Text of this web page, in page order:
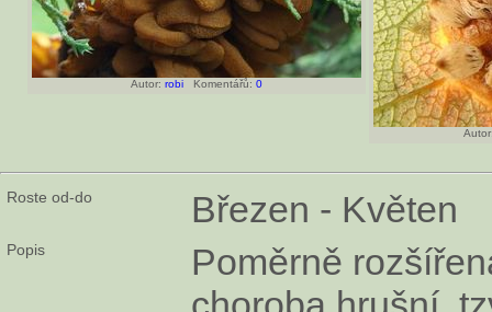
Autor: robi Komentářů: 0
Roste od-do Březen - Květen
Popis
Poměrně